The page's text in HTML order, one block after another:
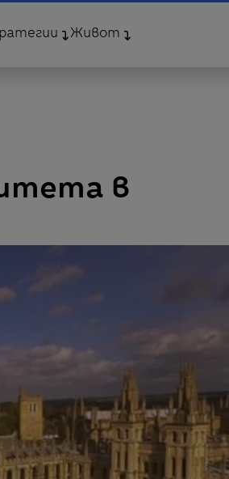
Живот
в